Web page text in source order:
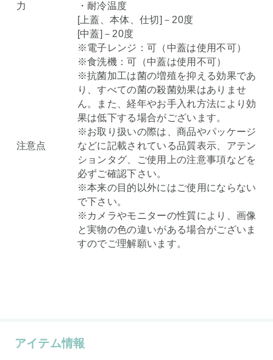
力
・耐冷温度
[上蓋、本体、仕切]－20度
[中蓋]－20度
注意点
※電子レンジ：可（中蓋は使用不可）
※食洗機：可（中蓋は使用不可）
※抗菌加工は菌の増殖を抑える効果であ
り、すべての菌の殺菌効果はありませ
ん。また、経年やお手入れ方法により効
果は低下する場合がございます。
※お取り扱いの際は、商品やパッケージ
などに記載されている品質表示、アテン
ションタグ、ご使用上の注意事項などを
必ずご確認下さい。
※本来の目的以外にはご使用にならない
で下さい。
※カメラやモニターの性質により、画像
と実物の色の違いがある場合がございま
すのでご理解願います。
アイテム情報